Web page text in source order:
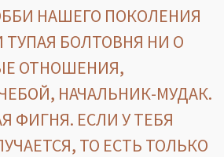
Москвы
НАШЕГО ПОКОЛЕНИЯ
БОЛТОВНЯ НИ О
ОТНОШЕНИЯ,
НАЧАЛЬНИК-МУДАК.
ФИГНЯ. ЕСЛИ У ТЕБЯ
ТО ЕСТЬ ТОЛЬКО